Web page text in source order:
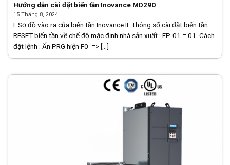
Hướng dẫn cài đặt biến tần Inovance MD290
15 Tháng 8, 2024
I. Sơ đồ vào ra của biến tần Inovance II. Thông số cài đặt biến tần
RESET biến tần về chế độ mặc định nhà sản xuất : FP-01 = 01. Cách
đặt lệnh : Ấn PRG hiện F0 => [...]